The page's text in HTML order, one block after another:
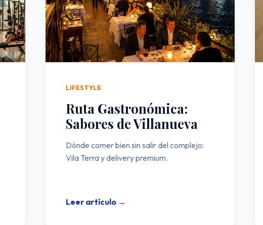
LIFESTYLE
Ruta Gastronómica:
Sabores de Villanueva
Dónde comer bien sin salir del complejo:
Vila Terra y delivery premium.
Leer artículo →